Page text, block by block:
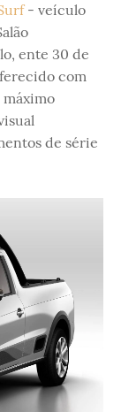
- veículo
ente 30 de
com
de série